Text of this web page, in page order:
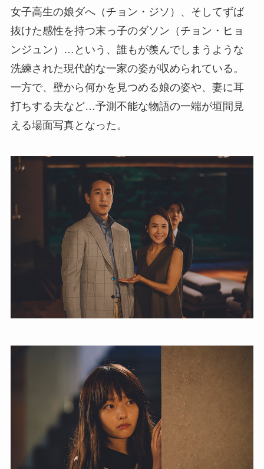
女子高生の娘ダへ（チョン・ジソ）、そしてずば
抜けた感性を持つ末っ子のダソン（チョン・ヒョ
ンジュン）…という、誰もが羨んでしまうような
洗練された現代的な一家の姿が収められている。
一方で、壁から何かを見つめる娘の姿や、妻に耳
打ちする夫など…予測不能な物語の一端が垣間見
える場面写真となった。